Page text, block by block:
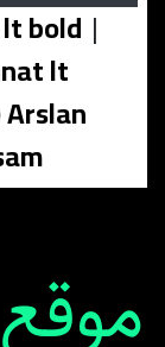
bold |
lt